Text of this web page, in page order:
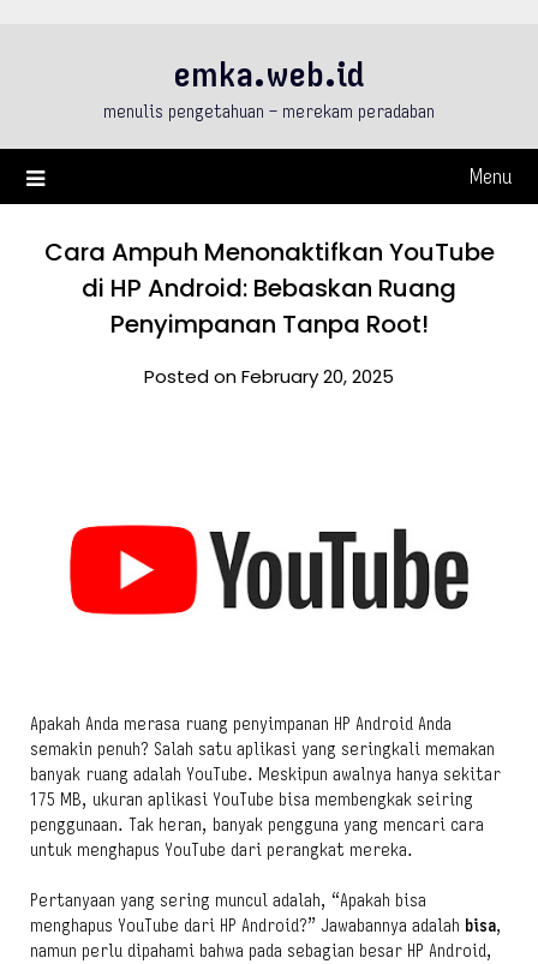
emka.web.id
menulis pengetahuan – merekam peradaban
Menu
Cara Ampuh Menonaktifkan YouTube
di HP Android: Bebaskan Ruang
Penyimpanan Tanpa Root!
Posted on February 20, 2025
Apakah Anda merasa ruang penyimpanan HP Android Anda
semakin penuh? Salah satu aplikasi yang seringkali memakan
banyak ruang adalah YouTube. Meskipun awalnya hanya sekitar
175 MB, ukuran aplikasi YouTube bisa membengkak seiring
penggunaan. Tak heran, banyak pengguna yang mencari cara
untuk menghapus YouTube dari perangkat mereka.
Pertanyaan yang sering muncul adalah, “Apakah bisa
menghapus YouTube dari HP Android?” Jawabannya adalah bisa,
namun perlu dipahami bahwa pada sebagian besar HP Android,